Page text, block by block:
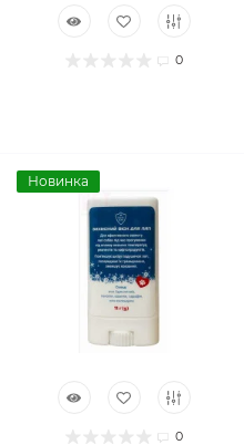
0
Новинка
0